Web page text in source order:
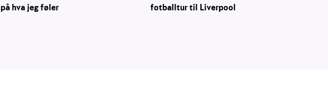
på hva jeg føler
fotballtur til Liverpool